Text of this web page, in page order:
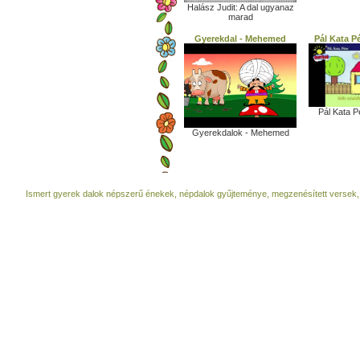
Halász Judit: A dal ugyanaz
marad
Gyerekdal - Mehemed
Gyerekdalok - Mehemed
Pál Kata
Pál Kata
Ismert gyerek dalok népszerű énekek, népdalok gyűjteménye, megzenésített